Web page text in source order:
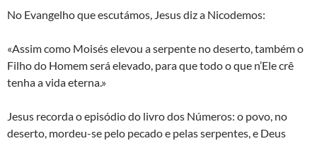
No Evangelho que escutámos, Jesus diz a Nicodemos:
«Assim como Moisés elevou a serpente no deserto, também o
Filho do Homem será elevado, para que todo o que n’Ele crê
tenha a vida eterna.»
Jesus recorda o episódio do livro dos Números: o povo, no
deserto, mordeu-se pelo pecado e pelas serpentes, e Deus